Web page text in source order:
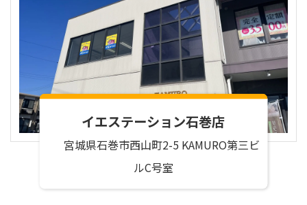
2．個人情報の収集・利用・提供
当社は、皆様の個人情報に関して、ご本人の同意なく
無断で収集・利用することはありません。 同意いた
だいた場合でも、あくまで同意を得た範囲内で且つ当
社が定めた利用目的の達成に必要な範囲内でのみ使用
し、 当該個人情報は同意がある場合、法律上要求さ
で委託する場合を除いて、第三者に提供いたしませ
イエステーション石巻店
宮城県石巻市西山町2-5 KAMURO第三ビ
ルC号室